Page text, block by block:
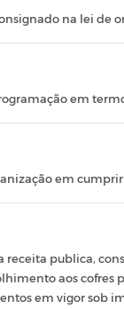
na lei de
em
em
receita publica,
aos
em vigor sob